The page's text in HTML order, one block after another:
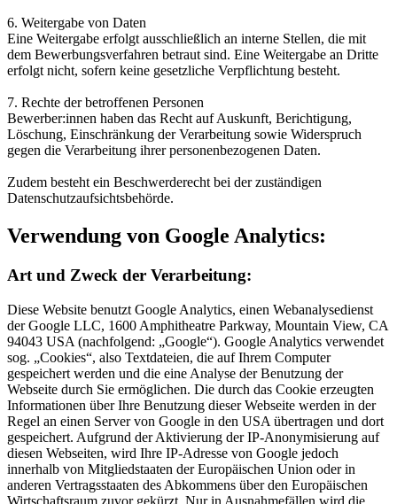
6. Weitergabe von Daten
Eine Weitergabe erfolgt ausschließlich an interne Stellen, die mit
dem Bewerbungsverfahren betraut sind. Eine Weitergabe an Dritte
erfolgt nicht, sofern keine gesetzliche Verpflichtung besteht.
7. Rechte der betroffenen Personen
Bewerber:innen haben das Recht auf Auskunft, Berichtigung,
Löschung, Einschränkung der Verarbeitung sowie Widerspruch
gegen die Verarbeitung ihrer personenbezogenen Daten.
Zudem besteht ein Beschwerderecht bei der zuständigen
Datenschutzaufsichtsbehörde.
Verwendung von Google Analytics:
Art und Zweck der Verarbeitung:
Diese Website benutzt Google Analytics, einen Webanalysedienst
der Google LLC, 1600 Amphitheatre Parkway, Mountain View, CA
94043 USA (nachfolgend: „Google“). Google Analytics verwendet
sog. „Cookies“, also Textdateien, die auf Ihrem Computer
gespeichert werden und die eine Analyse der Benutzung der
Webseite durch Sie ermöglichen. Die durch das Cookie erzeugten
Informationen über Ihre Benutzung dieser Webseite werden in der
Regel an einen Server von Google in den USA übertragen und dort
gespeichert. Aufgrund der Aktivierung der IP-Anonymisierung auf
diesen Webseiten, wird Ihre IP-Adresse von Google jedoch
innerhalb von Mitgliedstaaten der Europäischen Union oder in
anderen Vertragsstaaten des Abkommens über den Europäischen
Wirtschaftsraum zuvor gekürzt. Nur in Ausnahmefällen wird die